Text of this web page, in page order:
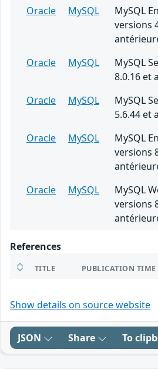
Oracle
MySQL
MySQL
versions
Oracle
MySQL
MySQL
8.0.16 et
Oracle
MySQL
MySQL
5.6.44 et
Oracle
MySQL
MySQL
versions
Oracle
MySQL
MySQL
versions
References
TITLE PUBLICATION TIME
Show details on source website
JSON Share To